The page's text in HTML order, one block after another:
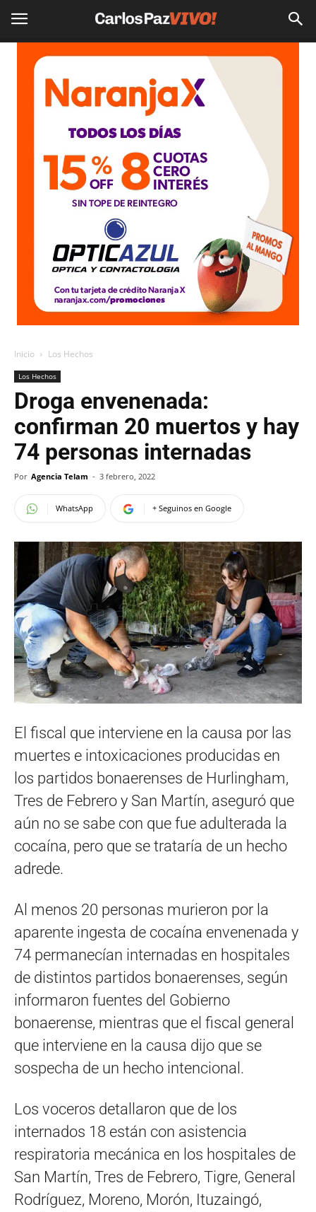
Inicio Los Hechos
Los Hechos
Droga envenenada:
confirman 20 muertos y hay
74 personas internadas
Por Agencia Telam - 3 febrero, 2022
WhatsApp + Seguinos en Google
El fiscal que interviene en la causa por las
muertes e intoxicaciones producidas en
los partidos bonaerenses de Hurlingham,
Tres de Febrero y San Martín, aseguró que
aún no se sabe con que fue adulterada la
cocaína, pero que se trataría de un hecho
adrede.
Al menos 20 personas murieron por la
aparente ingesta de cocaína envenenada y
74 permanecían internadas en hospitales
de distintos partidos bonaerenses, según
informaron fuentes del Gobierno
bonaerense, mientras que el fiscal general
que interviene en la causa dijo que se
sospecha de un hecho intencional.
Los voceros detallaron que de los
internados 18 están con asistencia
respiratoria mecánica en los hospitales de
San Martín, Tres de Febrero, Tigre, General
Rodríguez, Moreno, Morón, Ituzaingó,